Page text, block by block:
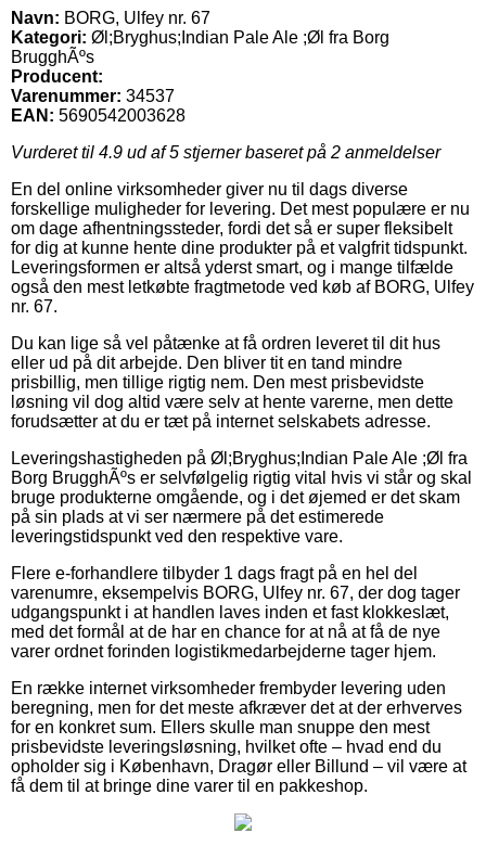
Navn: BORG, Ulfey nr. 67
Kategori: Øl;Bryghus;Indian Pale Ale ;Øl fra Borg
BrugghÃºs
Producent:
Varenummer: 34537
EAN: 5690542003628
Vurderet til 4.9 ud af 5 stjerner baseret på 2 anmeldelser
En del online virksomheder giver nu til dags diverse
forskellige muligheder for levering. Det mest populære er nu
om dage afhentningssteder, fordi det så er super fleksibelt
for dig at kunne hente dine produkter på et valgfrit tidspunkt.
Leveringsformen er altså yderst smart, og i mange tilfælde
også den mest letkøbte fragtmetode ved køb af BORG, Ulfey
nr. 67.
Du kan lige så vel påtænke at få ordren leveret til dit hus
eller ud på dit arbejde. Den bliver tit en tand mindre
prisbillig, men tillige rigtig nem. Den mest prisbevidste
løsning vil dog altid være selv at hente varerne, men dette
forudsætter at du er tæt på internet selskabets adresse.
Leveringshastigheden på Øl;Bryghus;Indian Pale Ale ;Øl fra
Borg BrugghÃºs er selvfølgelig rigtig vital hvis vi står og skal
bruge produkterne omgående, og i det øjemed er det skam
på sin plads at vi ser nærmere på det estimerede
leveringstidspunkt ved den respektive vare.
Flere e-forhandlere tilbyder 1 dags fragt på en hel del
varenumre, eksempelvis BORG, Ulfey nr. 67, der dog tager
udgangspunkt i at handlen laves inden et fast klokkeslæt,
med det formål at de har en chance for at nå at få de nye
varer ordnet forinden logistikmedarbejderne tager hjem.
En række internet virksomheder frembyder levering uden
beregning, men for det meste afkræver det at der erhverves
for en konkret sum. Ellers skulle man snuppe den mest
prisbevidste leveringsløsning, hvilket ofte – hvad end du
opholder sig i København, Dragør eller Billund – vil være at
få dem til at bringe dine varer til en pakkeshop.